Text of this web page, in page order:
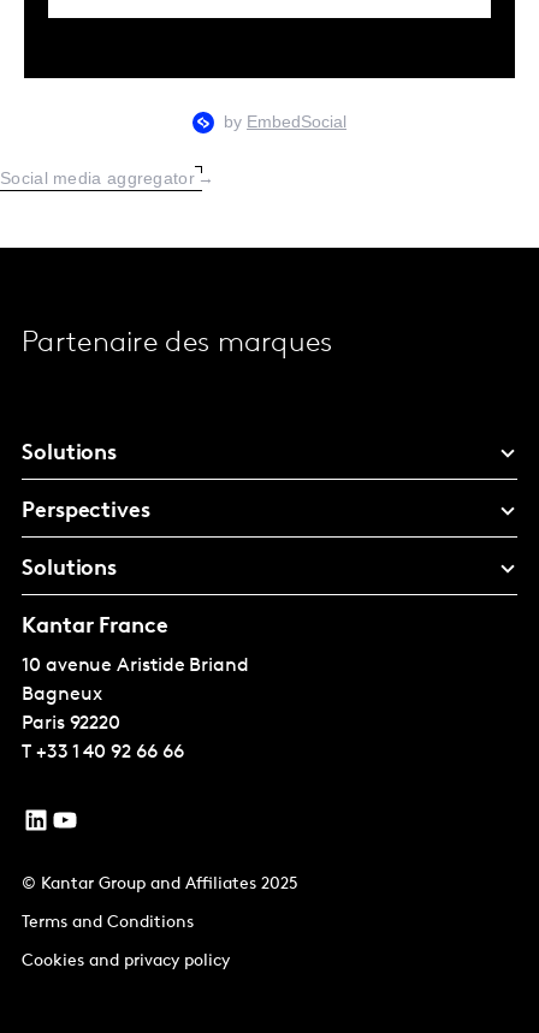
Social media aggregator →
Partenaire des marques
Solutions
Perspectives
Solutions
Kantar France
10 avenue Aristide Briand
Bagneux
Paris 92220
T +33 1 40 92 66 66
© Kantar Group and Affiliates 2025
Terms and Conditions
Cookies and privacy policy